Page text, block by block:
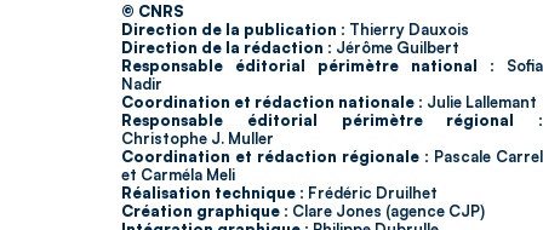
© CNRS
Direction de la publication : Thierry Dauxois
Direction de la rédaction : Jérôme Guilbert
Responsable éditorial périmètre national : Sofia
Nadir
Coordination et rédaction nationale : Julie Lallemant
Responsable éditorial périmètre régional :
Christophe J. Muller
Coordination et rédaction régionale : Pascale Carrel
et Carméla Meli
Réalisation technique : Frédéric Druilhet
Création graphique : Clare Jones (agence CJP)